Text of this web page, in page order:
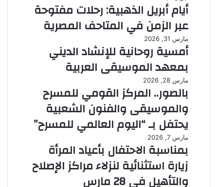
أيام أبريل الذهبية: رحلات مفتوحة
عبر الزمن في المتاحف المصرية
مارس 31, 2026
أمسية روحانية للإنشاد الديني
بمعهد الموسيقى العربية
مارس 28, 2026
بالصور.. المركز القومي للمسرح
والموسيقى والفنون الشعبية
يحتفل بـ “اليوم العالمي للمسرح”
مارس 7, 2026
بمناسبة الاحتفال بأعياد المرأة
زيارة استثنائية لنزلاء مراكز الإصلاح
والتأهيل فى 28 مارس